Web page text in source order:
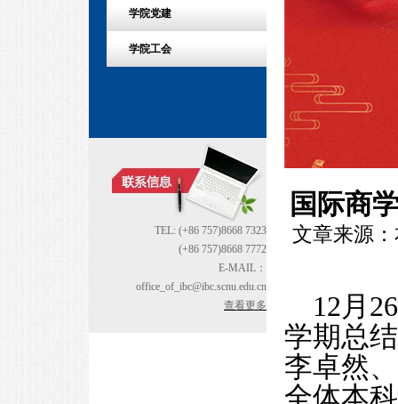
学院党建
学院工会
TEL: (+86 757)8668 7323
(+86 757)8668 7772
E-MAIL：
office_of_ibc@ibc.scnu.edu.cn
查看更多
国际商
文章来源
12月
学期总
李卓然
全体本